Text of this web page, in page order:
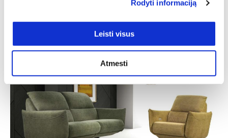
Rodyti informaciją
Leisti visus
Atmesti